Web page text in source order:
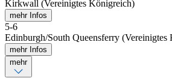
Kirkwall (Vereinigtes Königreich)
mehr Infos
5-6
Edinburgh/South Queensferry (Vereinigtes
mehr Infos
mehr